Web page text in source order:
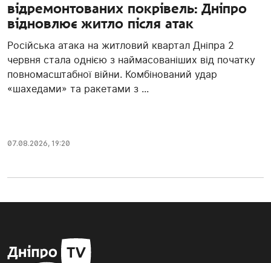
відремонтованих покрівель: Дніпро
відновлює житло після атак
Російська атака на житловий квартал Дніпра 2
червня стала однією з наймасованіших від початку
повномасштабної війни. Комбінований удар
«шахедами» та ракетами з ...
07.08.2026, 19:20